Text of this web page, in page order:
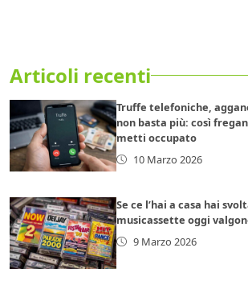
Articoli recenti
Truffe telefoniche,
non basta più: così
metti occupato
10 Marzo 2026
Se ce l’hai a casa hai
musicassette oggi
9 Marzo 2026